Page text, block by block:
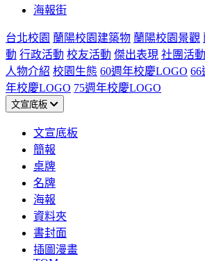
海報街
台北校園 蘭陽校園建築物 蘭陽校園景觀
動 行政活動 校友活動 傑出表現 社團活動
人物介紹 校園生態 60週年校慶LOGO 66
年校慶LOGO 75週年校慶LOGO
文宣底板
文宣底板
簡報
桌牌
名牌
海報
資料夾
書封面
插圖漫畫